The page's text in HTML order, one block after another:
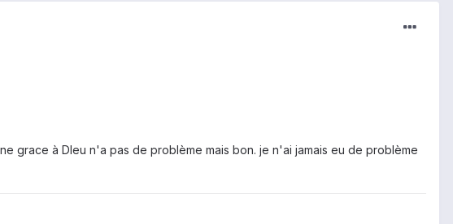
grace à DIeu n'a pas de problème mais bon. je n'ai jamais eu de problème